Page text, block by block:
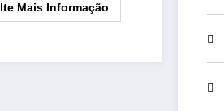
Mais Informação